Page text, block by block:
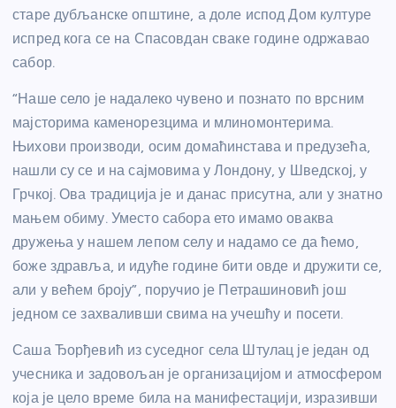
старе дубљанске општине, а доле испод Дом културе
испред кога се на Спасовдан сваке године одржавао
сабор.
“Наше село је надалеко чувено и познато по врсним
мајсторима каменорезцима и млиномонтерима.
Њихови производи, осим домаћинстава и предузећа,
нашли су се и на сајмовима у Лондону, у Шведској, у
Грчкој. Ова традиција је и данас присутна, али у знатно
мањем обиму. Уместо сабора ето имамо оваква
дружења у нашем лепом селу и надамо се да ћемо,
боже здравља, и идуће године бити овде и дружити се,
али у већем броју”, поручио је Петрашиновић још
једном се захваливши свима на учешћу и посети.
Саша Ђорђевић из суседног села Штулац је један од
учесника и задовољан је организацијом и атмосфером
која је цело време била на манифестацији, изразивши